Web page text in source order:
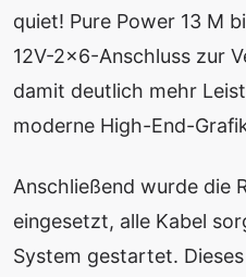
quiet! Pure Power 13 M
12V-2×6-Anschluss zur
damit deutlich mehr
moderne High-End-
Anschließend wurde die
eingesetzt, alle Kabel
System gestartet.